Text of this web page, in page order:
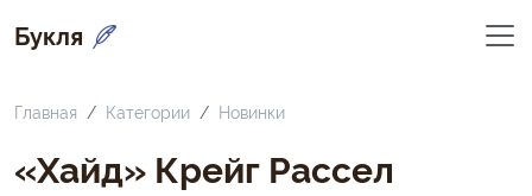
Букля
Главная Категории Новинки
«Хайд» Крейг Рассел